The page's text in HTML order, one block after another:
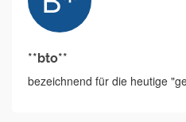
**bto**
bezeichnend für die heutige